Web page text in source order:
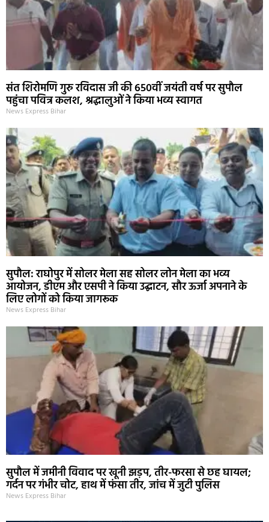
संत शिरोमणि गुरु रविदास जी की 650वीं जयंती वर्ष पर सुपौल
पहुंचा पवित्र कलश, श्रद्धालुओं ने किया भव्य स्वागत
News Express Bihar
सुपौल: राघोपुर में सोलर मेला सह सोलर लोन मेला का भव्य
आयोजन, डीएम और एसपी ने किया उद्घाटन, सौर ऊर्जा अपनाने के
लिए लोगों को किया जागरूक
News Express Bihar
सुपौल में जमीनी विवाद पर खूनी झड़प, तीर-फरसा से छह घायल;
गर्दन पर गंभीर चोट, हाथ में फंसा तीर, जांच में जुटी पुलिस
News Express Bihar